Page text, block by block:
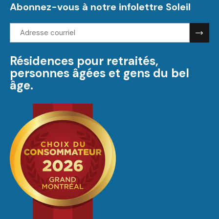
Abonnez-vous à notre infolettre Soleil
Adresse
courriel:
Résidences pour retraités,
personnes âgées et gens du bel
âge.